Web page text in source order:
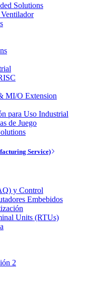
Solutions
MI/O Extension
para Uso Industrial
de Juego
Service)
y Control
Embebidos
Units (RTUs)
2